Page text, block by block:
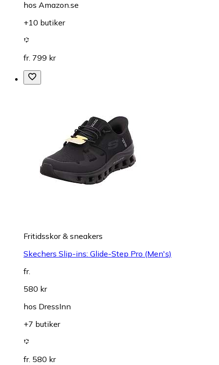
hos Amazon.se
+10 butiker
fr. 799 kr
Fritidsskor & sneakers
Skechers Slip-ins: Glide-Step Pro (Men's)
fr.
580 kr
hos DressInn
+7 butiker
fr. 580 kr